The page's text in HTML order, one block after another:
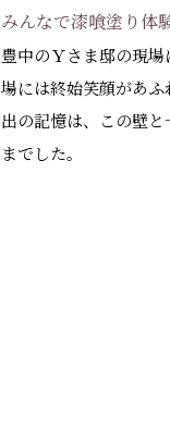
みんなで漆喰塗り体
豊中のＹさま邸の現
場には終始笑顔があ
出の記憶は、この壁
までした。